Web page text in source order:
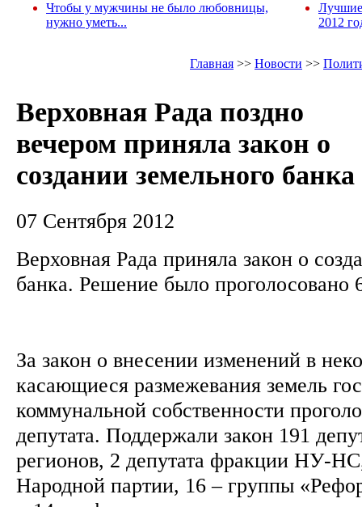
Чтобы у мужчины не было любовницы,
нужно уметь...
Лучшие
2012
Главная >> Новости >>
Верховная Рада поздно
вечером приняла закон о
создании земельного банка
07 Сентября 2012
Верховная Рада приняла закон о
банка. Решение было проголосовано
За закон о внесении изменений в
касающиеся размежевания земель
коммунальной собственности
депутата. Поддержали закон 191
регионов, 2 депутата фракции НУ-
Народной партии, 16 – группы